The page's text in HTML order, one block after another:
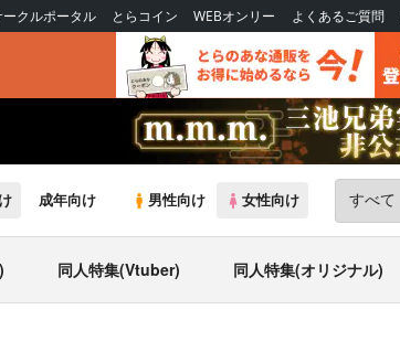
ークルポータル とらコイン WEBオンリー よくあるご質問
成年向け 男性向け 女性向け
同人特集(Vtuber) 同人特集(オリジナル)